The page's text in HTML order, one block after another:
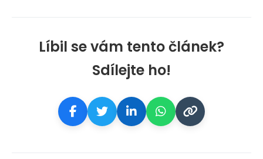
Líbil se vám tento článek?
Sdílejte ho!